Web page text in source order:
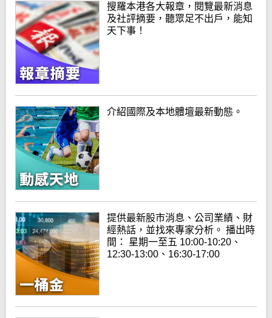
搜羅本港各大報章，閱覽最新消息
及社評摘要，聽眾足不出戶，能知
天下事！
介紹國際及本地體壇最新動態。
提供最新股市消息、公司業績、財
經熱話，並找來專家分析。 播出時
間： 星期一至五 10:00-10:20、
12:30-13:00、16:30-17:00